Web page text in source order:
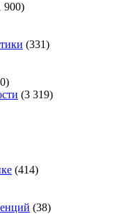
900)
(331)
(3 319)
(414)
(38)